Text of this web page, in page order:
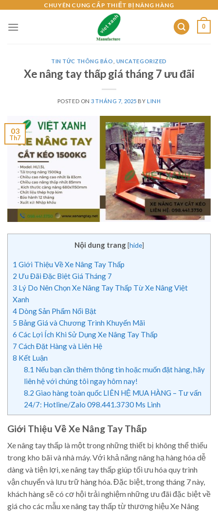
content
CHUYÊN CUNG CẤP THIẾT BỊ NÂNG HÀNG
0
TIN TỨC THÔNG BÁO UNCATEGORIZED
Xe nâng tay thấp giá tháng 7 ưu đãi
POSTED ON3 THÁNG 7, 2025 BY LINH
03
Th7
Nội dung trang [hide]
1 Giới Thiệu Về Xe Nâng Tay Thấp
2 Ưu Đãi Đặc Biệt Giá Tháng 7
3 Lý Do Nên Chọn Xe Nâng Tay Thấp Từ Xe Nâng Việt
Xanh
4 Dòng Sản Phẩm Nổi Bật
5 Bảng Giá và Chương Trình Khuyến Mãi
6 Các Lợi Ích Khi Sử Dụng Xe Nâng Tay Thấp
7 Cách Đặt Hàng và Liên Hệ
8 Kết Luận
8.1 Nếu bạn cần thêm thông tin hoặc muốn đặt hàng, hãy
liên hệ với chúng tôi ngay hôm nay!
8.2 Giao hàng toàn quốc LIÊN HỆ MUA HÀNG – Tư vấn
24/7: Hotline/Zalo 098.441.3730 Ms Linh
Giới Thiệu Về Xe Nâng Tay Thấp
Xe nâng tay thấp là một trong những thiết bị không thể thiếu
trong kho bãi và nhà máy. Với khả năng nâng hạ hàng hóa dễ
dàng và tiện lợi, xe nâng tay thấp giúp tối ưu hóa quy trình
vận chuyển và lưu trữ hàng hóa. Đặc biệt, trong tháng 7 này,
khách hàng sẽ có cơ hội trải nghiệm những ưu đãi đặc biệt về
giá cho các mẫu xe nâng tay thấp từ thương hiệu Xe Nâng